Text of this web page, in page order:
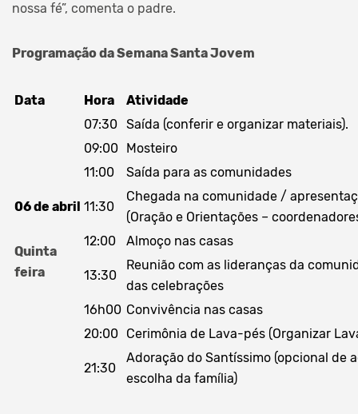
nossa fé”, comenta o padre.
Programação da Semana Santa Jovem
Data Hora Atividade
06 de abril
Quinta
feira
07:30 Saída (conferir e organizar materiais).
09:00
Mosteiro
11:00
Saída para as comunidades
11:30
Chegada na comunidade /
(Oração e Orientações –
12:00
Almoço nas casas
13:30
Reunião com as lideranças da
das celebrações
16h00 Convivência nas casas
20:00 Cerimônia de Lava-pés (Organizar
21:30
Adoração do Santíssimo (opcional de
escolha da família)